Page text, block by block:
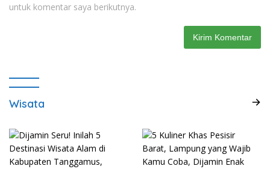
untuk komentar saya berikutnya.
Wisata